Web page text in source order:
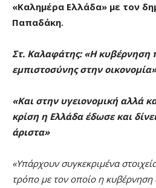
«Καλημέρα Ελλάδα» με τον
Παπαδάκη.
Στ. Καλαφάτης: «Η κυβέρνηση
εμπιστοσύνης στην οικονομία»
«Και στην υγειονομική αλλά
κρίση η Ελλάδα έδωσε και
άριστα»
«Υπάρχουν συγκεκριμένα
τρόπο με τον οποίο η κυβέρνηση